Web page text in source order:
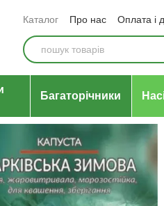
Каталог Про нас Оплата і
Відгуки про магазин
Угода
Багаторічники